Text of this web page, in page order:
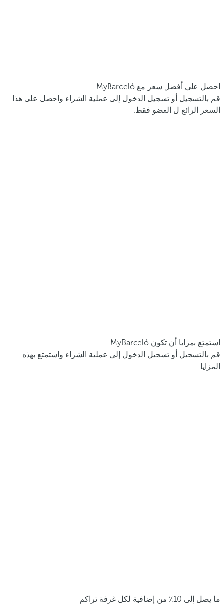
احصل على أفضل سعر مع MyBarceló
قم بالتسجيل أو تسجيل الدخول إلى عملية الشراء واحصل على هذا
السعر الرائع ل العضو فقط.
استمتع بمزايا أن تكون MyBarceló
قم بالتسجيل أو تسجيل الدخول إلى عملية الشراء واستمتع بهذه
المزايا.
ما يصل إلى 10٪ من إضافية لكل غرفة تراكم